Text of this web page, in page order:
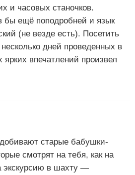
и часовых станочков.
бы ещё поподробней и язык
(не везде есть). Посетить
дней проведенных в
впечатлений произвел
старые бабушки-
смотрят на тебя, как на
экскурсию в шахту —